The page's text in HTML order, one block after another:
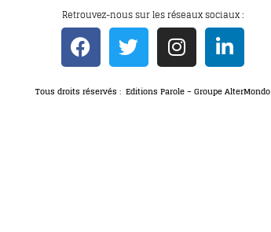
Retrouvez-nous sur les réseaux sociaux :
Tous droits réservés : Editions Parole – Groupe AlterMondo